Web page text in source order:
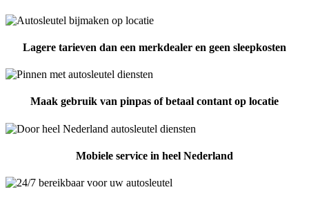
Lagere tarieven dan een merkdealer en geen sleepkosten
Maak gebruik van pinpas of betaal contant op locatie
Mobiele service in heel Nederland